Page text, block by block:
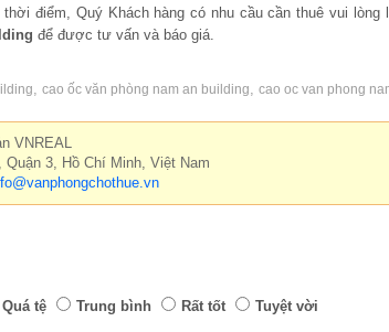
điểm, Quý Khách hàng có nhu cầu cần thuê vui lòng
để được tư vấn và báo giá.
cao ốc văn phòng nam an building cao oc van phong
VNREAL
3, Hồ Chí Minh, Việt Nam
Quá tệ Trung bình Rất tốt Tuyệt vời